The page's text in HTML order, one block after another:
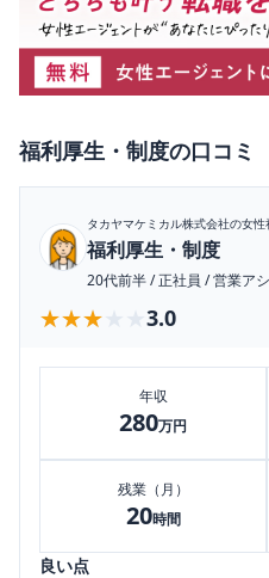
福利厚生・制度の口コミ
タカヤマケミカル株式会社の女性
福利厚生・制度
20代前半/正社員 /営業ア
★★★★★
★★★★★ 3.0
年収
280万円
残業（月）
20時間
良い点